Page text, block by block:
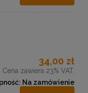
34,00 zł
Cena zawiera 23% VAT,
Na zamówienie